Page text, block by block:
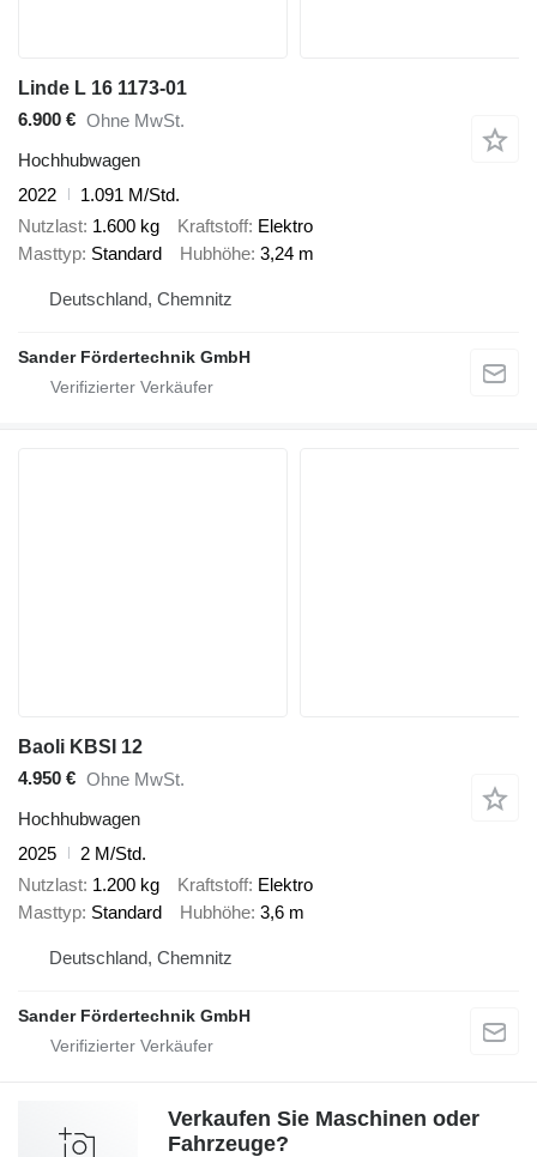
Linde L 16 1173-01
6.900 € Ohne MwSt.
Hochhubwagen
2022
1.091 M/Std.
Nutzlast 1.600 kg Kraftstoff Elektro
Masttyp Standard Hubhöhe 3,24 m
Deutschland, Chemnitz
Sander Fördertechnik GmbH
Baoli KBSI 12
4.950 € Ohne MwSt.
Hochhubwagen
2025
2 M/Std.
Nutzlast 1.200 kg Kraftstoff Elektro
Masttyp Standard Hubhöhe 3,6 m
Deutschland, Chemnitz
Sander Fördertechnik GmbH
Verkaufen Sie Maschinen oder
Fahrzeuge?